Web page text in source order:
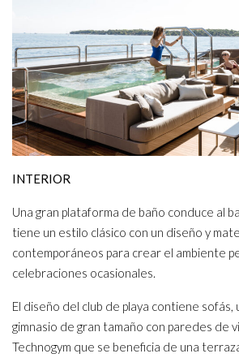
INTERIOR
Una gran plataforma de baño conduce al
tiene un estilo clásico con un diseño y
contemporáneos para crear el ambiente
celebraciones ocasionales.
El diseño del club de playa contiene sofás,
gimnasio de gran tamaño con paredes de
Technogym que se beneficia de una